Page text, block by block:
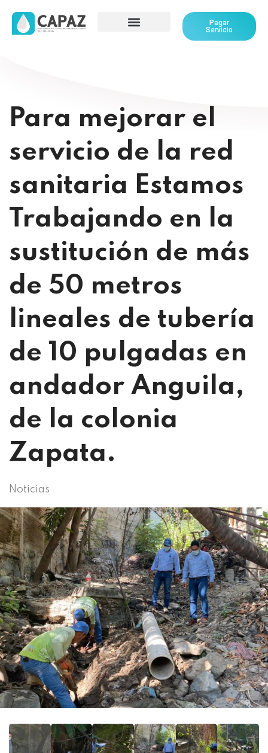
Pagar
Servicio
Para mejorar el
servicio de la red
sanitaria Estamos
Trabajando en la
sustitución de más
de 50 metros
lineales de tubería
de 10 pulgadas en
andador Anguila,
de la colonia
Zapata.
Noticias